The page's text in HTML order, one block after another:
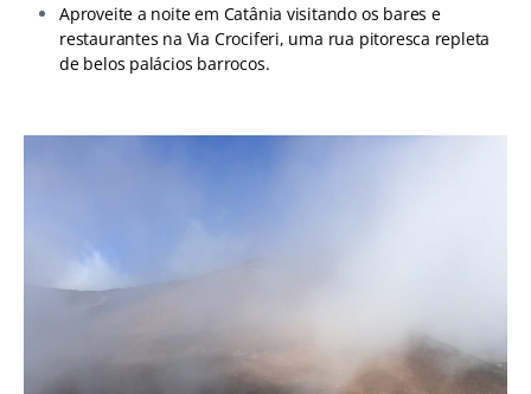
Aproveite a noite em Catânia visitando os bares e
restaurantes na Via Crociferi, uma rua pitoresca repleta
de belos palácios barrocos.